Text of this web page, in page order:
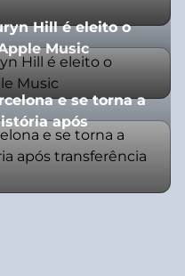
Hill é eleito o
Music
e se torna a
após